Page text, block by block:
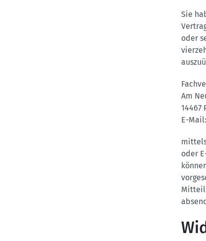
Sie
oder
Am
14467
E-Mail:
oder